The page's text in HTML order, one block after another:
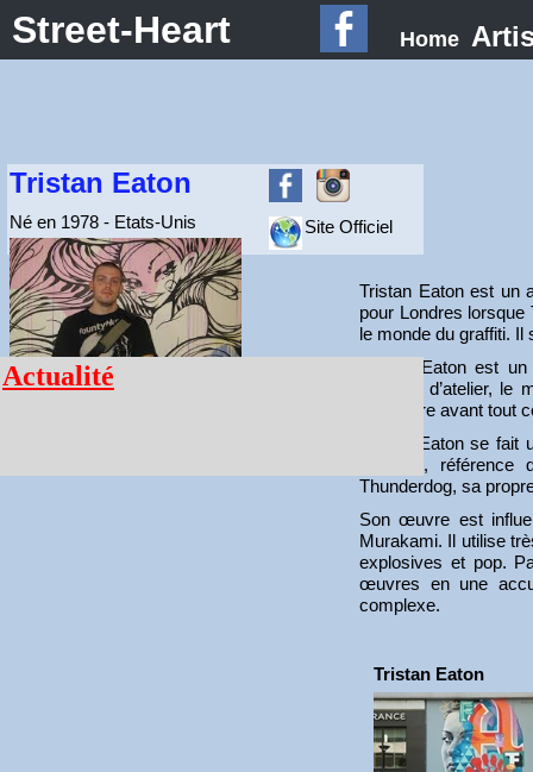
Actualité
Street-Heart Home
Tristan Eaton
Né en 1978 - Etats-Unis Site Officiel
Tristan Eaton est un
pour Londres
le monde du graffiti. Il
Tristan Eaton est
peinture d’atelier,
considère avant tout
Tristan Eaton se
Kidrobot,
Thunderdog, sa
Son œuvre est
Murakami. Il utilise
explosives et pop.
œuvres en une
complexe.
Tristan Eaton